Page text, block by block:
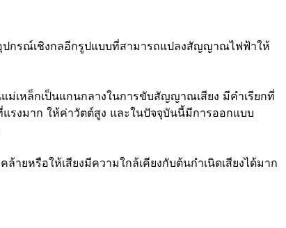
ปกรณ์เชิงกลอีกรูปแบบที่สามารถแปลงสัญญาณไฟฟ้าให้
ม่เหล็กเป็นแกนกลางในการขับสัญญาณเสียง มีคำเรียกที่
งมาก ให้ค่าวัตต์สูง และในปัจจุบันนี้มีการออกแบบ
ายหรือให้เสียงมีความใกล้เคียงกับต้นกำเนิดเสียงได้มาก